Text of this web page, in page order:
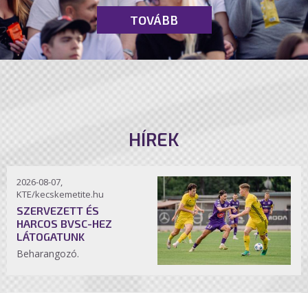
TOVÁBB
HÍREK
2026-08-07,
KTE/kecskemetite.hu
SZERVEZETT ÉS
HARCOS BVSC-HEZ
LÁTOGATUNK
Beharangozó.